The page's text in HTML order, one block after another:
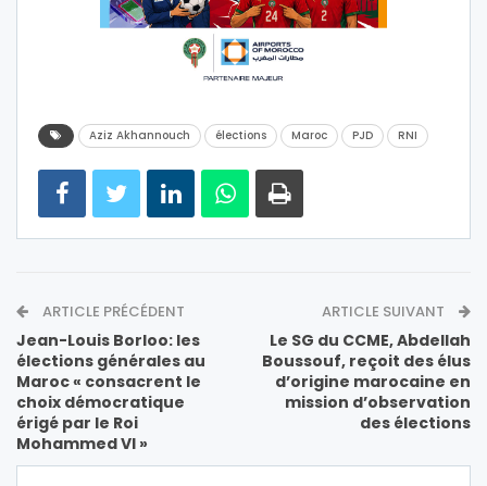
Aziz Akhannouch élections Maroc PJD RNI
ARTICLE PRÉCÉDENT
Jean-Louis Borloo: les
élections générales au
Maroc « consacrent le
choix démocratique
érigé par le Roi
Mohammed VI »
ARTICLE SUIVANT
Le SG du CCME, Abdellah
Boussouf, reçoit des élus
d’origine marocaine en
mission d’observation
des élections